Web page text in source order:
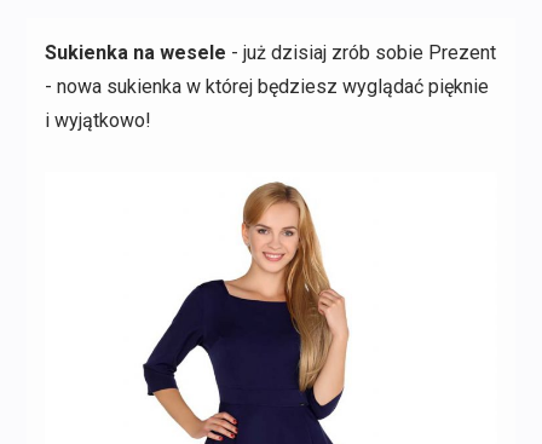
Sukienka na wesele - już dzisiaj zrób sobie Prezent
- nowa sukienka w której będziesz wyglądać pięknie
i wyjątkowo!